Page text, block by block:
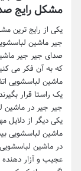
مشکل رایج
یکی از رایج ترین
جیر ماشین
صدای جیر جیر
که به آن فکر می
ماشین لباسشویی
یک راستا قرار
جیر جیر در ماشین
یکی دیگر از دلایل
ماشین لباسشویی
در ماشین
عجیب و آزار